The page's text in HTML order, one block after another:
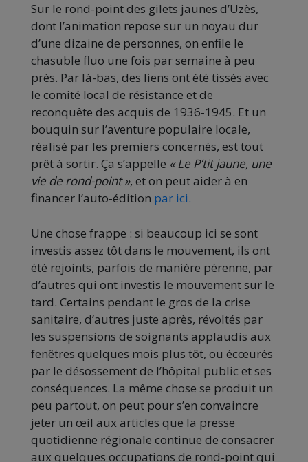
Sur le rond-point des gilets jaunes d’Uzès,
dont l’animation repose sur un noyau dur
d’une dizaine de personnes, on enfile le
chasuble fluo une fois par semaine à peu
près. Par là-bas, des liens ont été tissés avec
le comité local de résistance et de
reconquête des acquis de 1936-1945. Et un
bouquin sur l’aventure populaire locale,
réalisé par les premiers concernés, est tout
prêt à sortir. Ça s’appelle « Le P’tit jaune, une
vie de rond-point », et on peut aider à en
financer l’auto-édition par ici.
Une chose frappe : si beaucoup ici se sont
investis assez tôt dans le mouvement, ils ont
été rejoints, parfois de manière pérenne, par
d’autres qui ont investis le mouvement sur le
tard. Certains pendant le gros de la crise
sanitaire, d’autres juste après, révoltés par
les suspensions de soignants applaudis aux
fenêtres quelques mois plus tôt, ou écœurés
par le désossement de l’hôpital public et ses
conséquences. La même chose se produit un
peu partout, on peut pour s’en convaincre
jeter un œil aux articles que la presse
quotidienne régionale continue de consacrer
aux quelques occupations de rond-point qui